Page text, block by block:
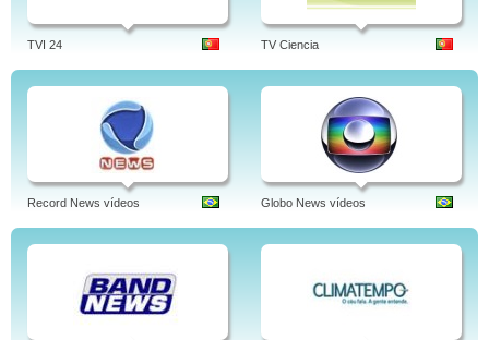
TVI 24 TV Ciencia
Record News vídeos Globo News vídeos